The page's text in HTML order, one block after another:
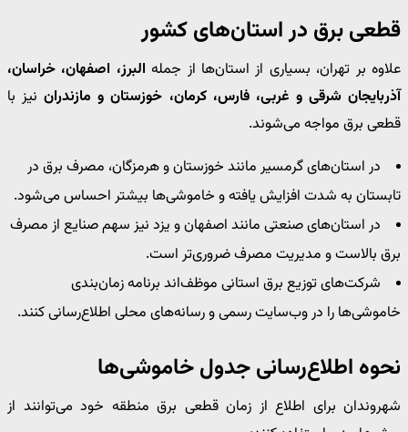
قطعی برق در استان‌های کشور
علاوه بر تهران، بسیاری از استان‌ها از جمله البرز، اصفهان، خراسان،
آذربایجان شرقی و غربی، فارس، کرمان، خوزستان و مازندراننیز با
قطعی برق مواجه می‌شوند.
در استان‌های گرمسیر مانند خوزستان و هرمزگان، مصرف برق در
تابستان به شدت افزایش یافته و خاموشی‌ها بیشتر احساس می‌شود.
در استان‌های صنعتی مانند اصفهان و یزد نیز سهم صنایع از مصرف
برق بالاست و مدیریت مصرف ضروری‌تر است.
شرکت‌های توزیع برق استانی موظف‌اند برنامه زمان‌بندی
خاموشی‌ها را در وب‌سایت رسمی و رسانه‌های محلی اطلاع‌رسانی کنند.
نحوه اطلاع‌رسانی جدول خاموشی‌ها
شهروندان برای اطلاع از زمان قطعی برق منطقه خود می‌توانند از